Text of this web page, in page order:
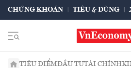
CHỨNG KHOÁN TIÊU & DÙNG
TIÊU ĐIỂMĐẦU TƯTÀI CHÍNH